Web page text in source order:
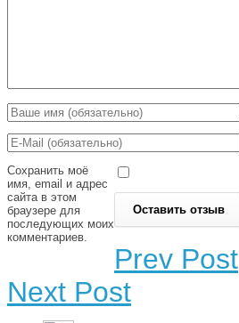
Сохранить моё
имя, email и адрес
сайта в этом
браузере для
последующих моих
комментариев.
Prev Post
Next Post